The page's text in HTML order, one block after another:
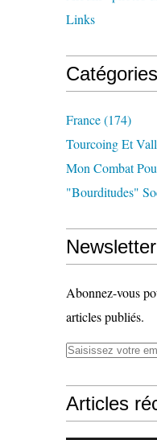
Links
Catégories
France(174)
Tourcoing Et
Mon Combat
"bourditudes"
Newsletter
Abonnez-vous
articles publiés.
Articles